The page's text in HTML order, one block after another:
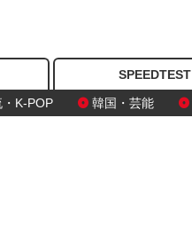
SPEEDTEST
K-POP 韓国・芸能